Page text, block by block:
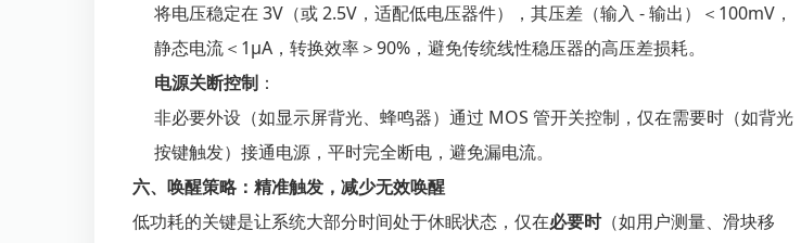
将电压稳定在 3V（或 2.5V，适配低电压器件），其压差（输入 - 输出）＜100mV，
静态电流＜1μA，转换效率＞90%，避免传统线性稳压器的高压差损耗。
电源关断控制 ：
非必要外设（如显示屏背光、蜂鸣器）通过 MOS 管开关控制，仅在需要时（如背光
按键触发）接通电源，平时完全断电，避免漏电流。
六、唤醒策略：精准触发，减少无效唤醒
低功耗的关键是让系统大部分时间处于休眠状态，仅在必要时（如用户测量、滑块移